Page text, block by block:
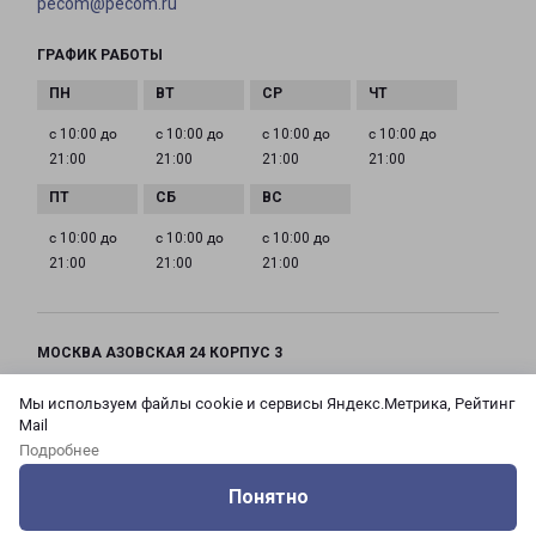
Мы используем файлы cookie и сервисы Яндекс.Метрика, Рейтинг
Mail
Подробнее
Понятно
pecom@pecom.ru
ГРАФИК РАБОТЫ
с 10:00 до
21:00
с 10:00 до
21:00
с 10:00 до
21:00
с 10:00 до
21:00
с 10:00 до
21:00
с 10:00 до
21:00
с 10:00 до
21:00
МОСКВА АЗОВСКАЯ 24 КОРПУС 3
Азовская, дом 24, корпус 3
на карте